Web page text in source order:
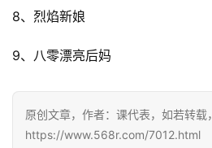
页
📖
墨
语
8、烈焰新娘
9、八零漂亮后妈
原创文章，作者：课代表，如若转载
https://www.568r.com/7012.html